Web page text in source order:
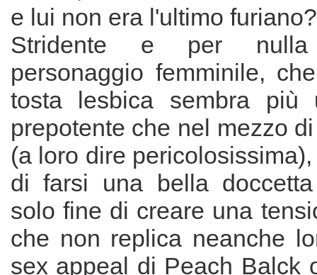
e lui non era l'ultimo
Stridente e per
personaggio femminile,
tosta lesbica sembra più
prepotente che nel mezzo
(a loro dire
di farsi una bella
solo fine di creare una
che non replica neanche
sex appeal di Peach Balck